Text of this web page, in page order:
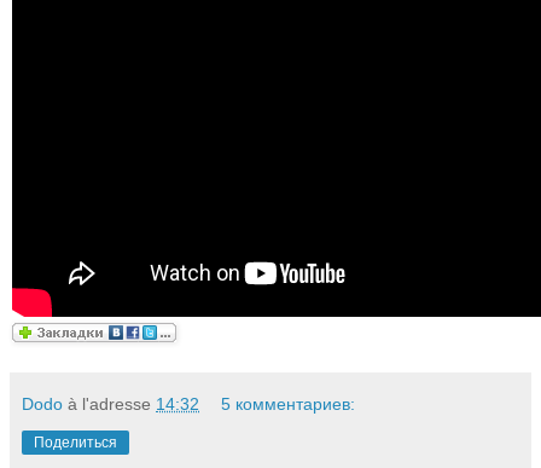
Dodo à l'adresse 14:32 5 комментариев:
Поделиться